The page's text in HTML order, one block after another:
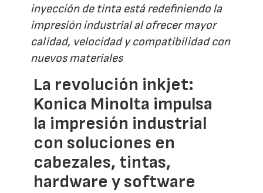
inyección de tinta está redefiniendo la
impresión industrial al ofrecer mayor
calidad, velocidad y compatibilidad con
nuevos materiales
La revolución inkjet:
Konica Minolta impulsa
la impresión industrial
con soluciones en
cabezales, tintas,
hardware y software